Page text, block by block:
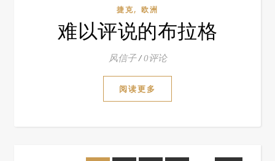
捷克, 欧洲
难以评说的布拉格
风信子 / 0评论
阅读更多